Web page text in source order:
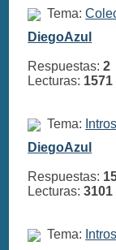
Tema:
DiegoAzul
Respuestas:2
Lecturas: 1571
Tema: Intros
DiegoAzul
Respuestas:
Lecturas:3101
Tema: Intros